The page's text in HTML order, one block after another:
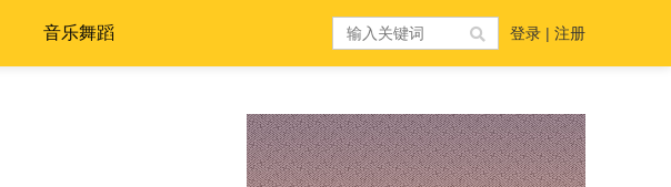
音乐舞蹈 登录 | 注册